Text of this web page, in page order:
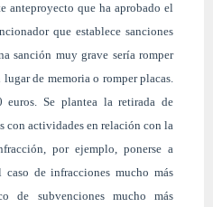
anteproyecto que ha aprobado el
que establece sanciones
sanción muy grave sería romper
de memoria o romper placas.
euros. Se plantea la retirada de
con actividades en relación con la
por ejemplo, ponerse a
de infracciones mucho más
de subvenciones mucho más